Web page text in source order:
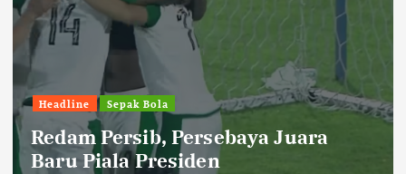
Sepak Bola
STY Puas Persija Rebut Posisi
Ketiga Piala Presiden